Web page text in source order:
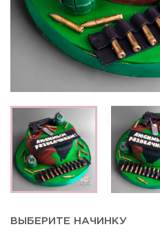
ВЫБЕРИТЕ НАЧИНКУ